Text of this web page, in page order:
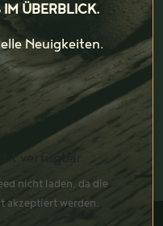
IM ÜBERBLICK.
Neuigkeiten.
verfügbar
nicht laden, da die
akzeptiert werden.